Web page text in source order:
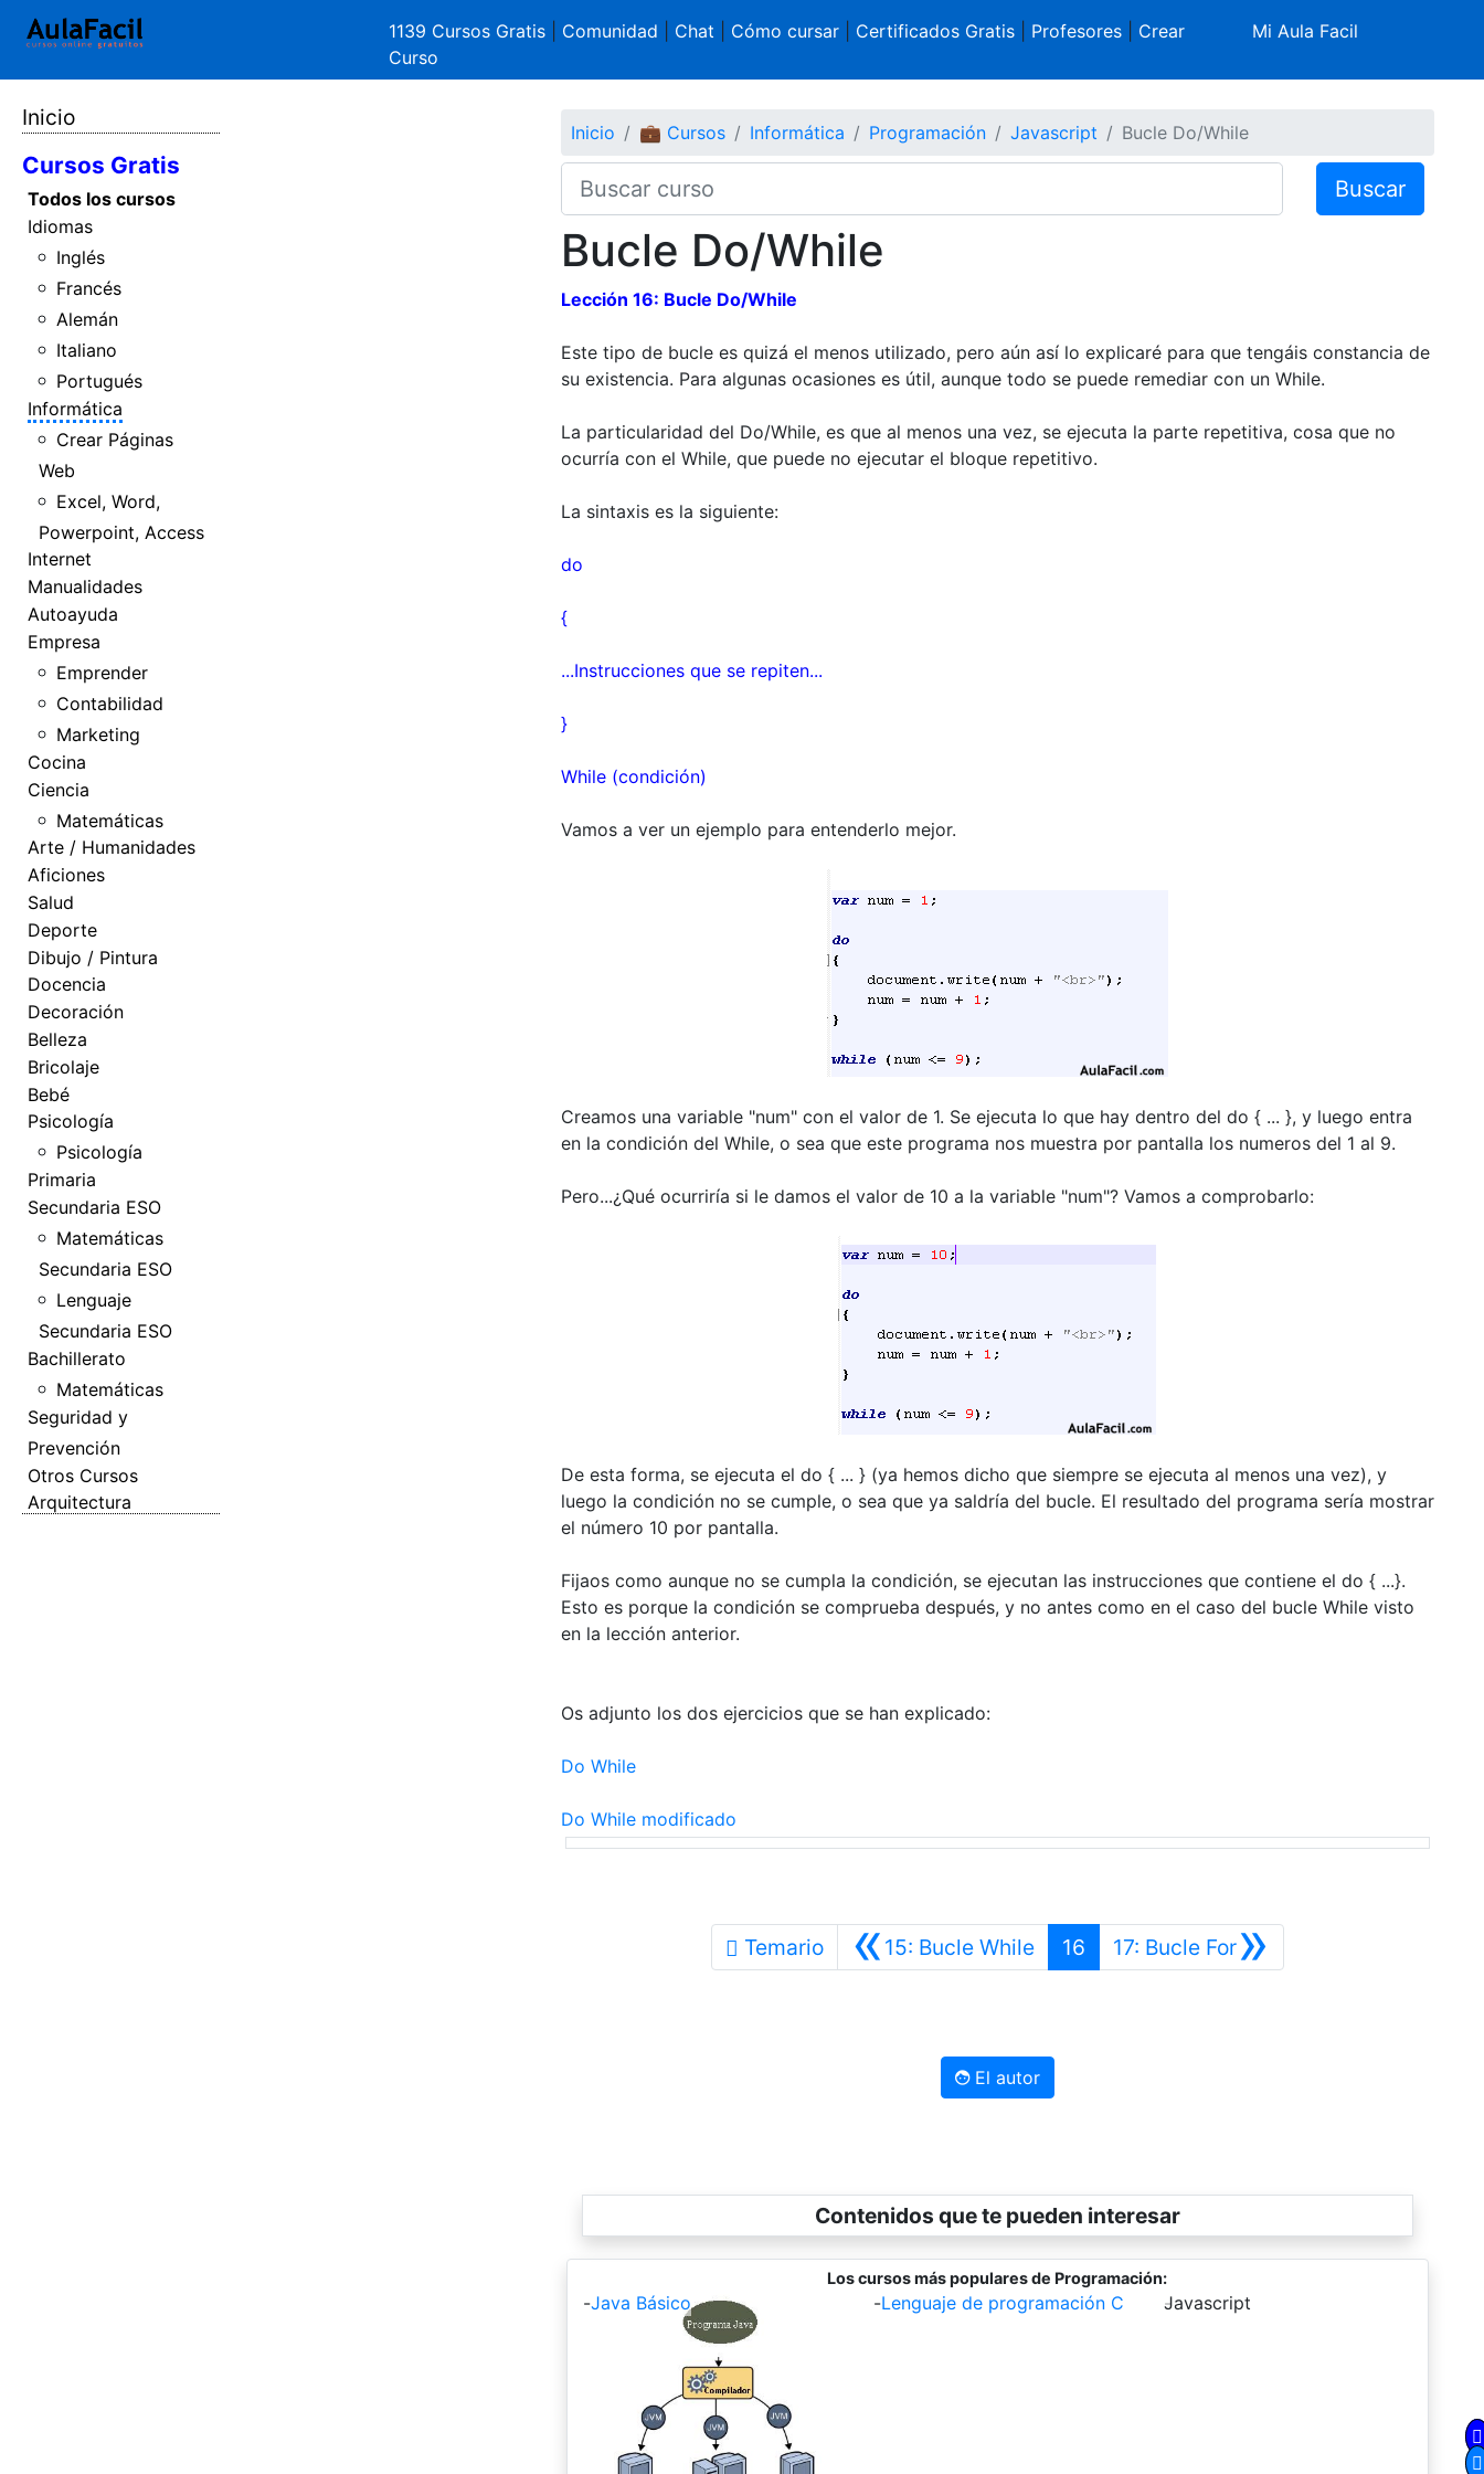
1139 Cursos Gratis Comunidad Chat Cómo cursar| Certificados Gratis| Profesores| Crear
Curso
Mi Aula Facil
Inicio
Cursos Gratis
Todos los cursos
Idiomas
Inglés
Francés
Alemán
Italiano
Portugués
Informática
Crear Páginas
Web
Excel, Word,
Powerpoint, Access
Internet
Manualidades
Autoayuda
Empresa
Emprender
Contabilidad
Marketing
Cocina
Ciencia
Matemáticas
Arte / Humanidades
Aficiones
Salud
Deporte
Dibujo / Pintura
Docencia
Decoración
Belleza
Bricolaje
Bebé
Psicología
Psicología
Primaria
Secundaria ESO
Matemáticas
Secundaria ESO
Lenguaje
Secundaria ESO
Bachillerato
Matemáticas
Seguridad y
Prevención
Otros Cursos
Arquitectura
Inicio 💼 Cursos Informática Programación Javascript Bucle Do/While
Buscar
Bucle Do/While
Lección 16: Bucle Do/While
Este tipo de bucle es quizá el menos utilizado, pero aún así lo explicaré para que tengáis constancia de
su existencia. Para algunas ocasiones es útil, aunque todo se puede remediar con un While.
La particularidad del Do/While, es que al menos una vez, se ejecuta la parte repetitiva, cosa que no
ocurría con el While, que puede no ejecutar el bloque repetitivo.
La sintaxis es la siguiente:
do
{
...Instrucciones que se repiten...
}
While (condición)
Vamos a ver un ejemplo para entenderlo mejor.
Creamos una variable "num" con el valor de 1. Se ejecuta lo que hay dentro del do { ... }, y luego entra
en la condición del While, o sea que este programa nos muestra por pantalla los numeros del 1 al 9.
Pero...¿Qué ocurriría si le damos el valor de 10 a la variable "num"? Vamos a comprobarlo:
De esta forma, se ejecuta el do { ... } (ya hemos dicho que siempre se ejecuta al menos una vez), y
luego la condición no se cumple, o sea que ya saldría del bucle. El resultado del programa sería mostrar
el número 10 por pantalla.
Fijaos como aunque no se cumpla la condición, se ejecutan las instrucciones que contiene el do { ...}.
Esto es porque la condición se comprueba después, y no antes como en el caso del bucle While visto
en la lección anterior.
Os adjunto los dos ejercicios que se han explicado:
Do While
Do While modificado
Temario «15: Bucle WhileAnterior
16 »
17: Bucle ForSiguiente
El autor
Contenidos que te pueden interesar
Los cursos más populares de Programación:
-Java Básico -Lenguaje de programación C -
Javascript